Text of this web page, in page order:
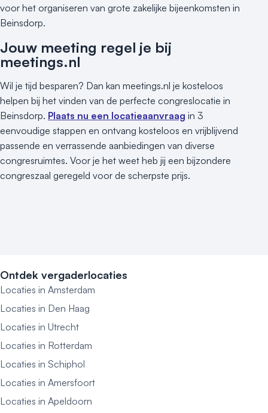
voor het organiseren van grote zakelijke bijeenkomsten in
Beinsdorp.
Jouw meeting regel je bij
meetings.nl
Wil je tijd besparen? Dan kan meetings.nl je kosteloos
helpen bij het vinden van de perfecte congreslocatie in
Beinsdorp. Plaats nu een locatieaanvraag in 3
eenvoudige stappen en ontvang kosteloos en vrijblijvend
passende en verrassende aanbiedingen van diverse
congresruimtes. Voor je het weet heb jij een bijzondere
congreszaal geregeld voor de scherpste prijs.
Ontdek vergaderlocaties
Locaties in Amsterdam
Locaties in Den Haag
Locaties in Utrecht
Locaties in Rotterdam
Locaties in Schiphol
Locaties in Amersfoort
Locaties in Apeldoorn